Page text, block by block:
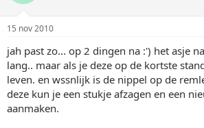
15 nov 2010
jah past zo... op 2 dingen na :') het asje
lang.. maar als je deze op de kortste
leven. en wssnlijk is de nippel op de
deze kun je een stukje afzagen en een
aanmaken.